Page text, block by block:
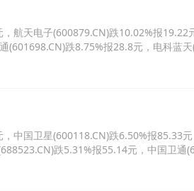
航天电子(600879.CN)跌10.02%报19.22
跌8.75%报28.8元，电科蓝
中国卫星(600118.CN)跌6.50%报85.33
跌5.31%报55.14元，中国卫通